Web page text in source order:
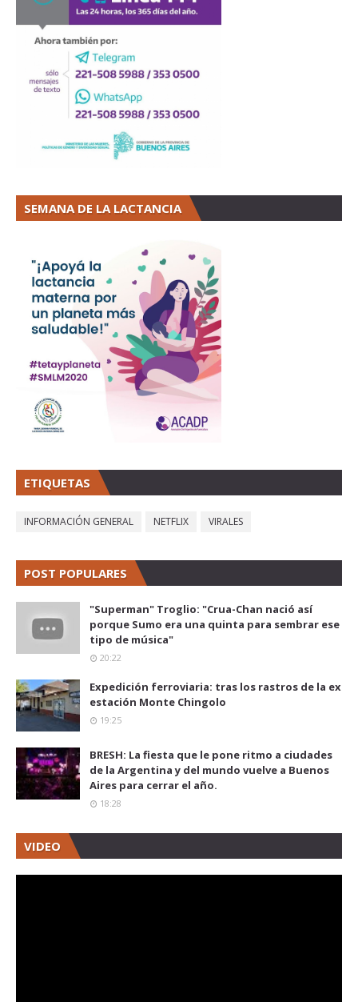
SEMANA DE LA LACTANCIA
ETIQUETAS
INFORMACIÓN GENERAL NETFLIX VIRALES
POST POPULARES
"Superman" Troglio: "Crua-Chan nació así
porque Sumo era una quinta para sembrar ese
tipo de música"
20:22
Expedición ferroviaria: tras los rastros de la ex
estación Monte Chingolo
19:25
BRESH: La fiesta que le pone ritmo a ciudades
de la Argentina y del mundo vuelve a Buenos
Aires para cerrar el año.
18:28
VIDEO